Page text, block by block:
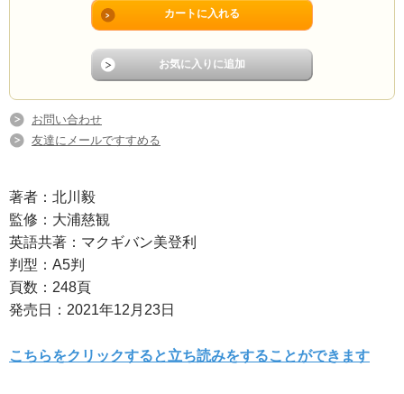
お問い合わせ
友達にメールですすめる
著者：北川毅
監修：大浦慈観
英語共著：マクギバン美登利
判型：A5判
頁数：248頁
発売日：2021年12月23日
こちらをクリックすると立ち読みをすることができます